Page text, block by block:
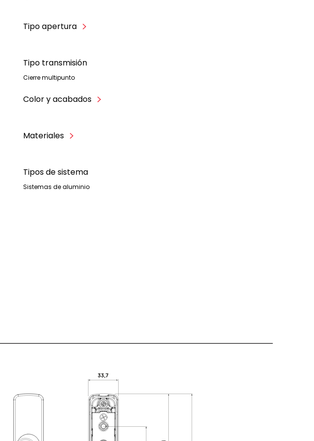
Tipo apertura
Tipo transmisión
Cierre multipunto
Color y acabados
Materiales
Tipos de sistema
Sistemas de aluminio